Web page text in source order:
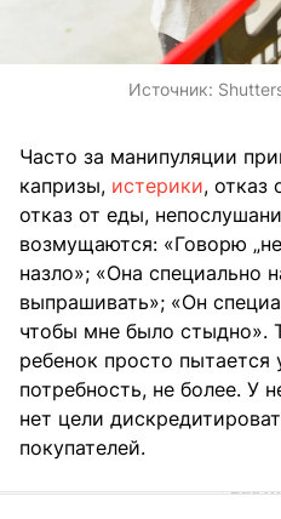
Источник:
Часто за манипуляции
капризы, истерики, отказ
отказ от еды,
возмущаются: «Говорю
назло»; «Она специально
выпрашивать»; «Он
чтобы мне было стыдно».
ребенок просто пытается
потребность, не более. У
нет цели
покупателей.